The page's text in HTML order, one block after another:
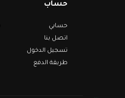
حساب
حسابي
اتصل بنا
تسجيل الدخول
طريقة الدفع